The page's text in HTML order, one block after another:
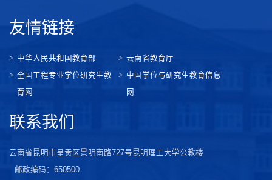
友情链接
中华人民共和国教育部
云南省教育厅
全国工程专业学位研究生教
育网
中国学位与研究生教育信息
网
联系我们
云南省昆明市呈贡区景明南路727号昆明理工大学公教楼
邮政编码：650500